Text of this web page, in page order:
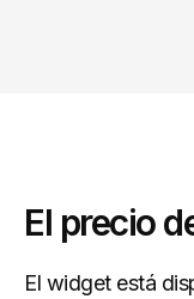
El precio
El widget está